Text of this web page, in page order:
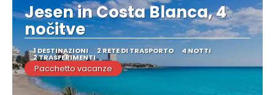
Jesen in Costa Blanca, 4
nočitve
1 DESTINAZIONI 2 RETE DI TRASPORTO 4 NOTTI
2 TRASFERIMENTI
Pacchetto vacanze